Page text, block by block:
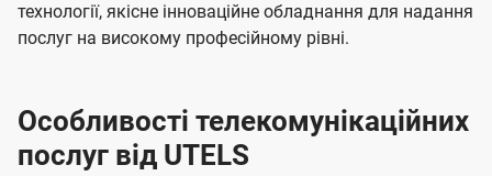
технології, якісне інноваційне обладнання для надання
послуг на високому професійному рівні.
Особливості телекомунікаційних
послуг від UTELS